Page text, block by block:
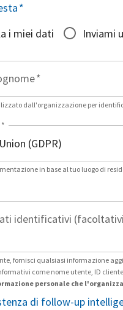
*
i miei dati
Inviami
*
dall'organizzazione per
*
in base al tuo luogo di
identificativi
fornisci qualsiasi informazione
come nome utente, ID
personale che
di follow-up